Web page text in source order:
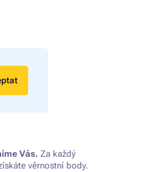
Vás. Za každý
věrnostní body.